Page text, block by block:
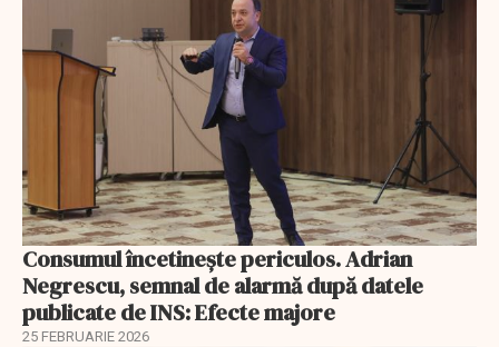
Consumul încetineşte periculos. Adrian
Negrescu, semnal de alarmă după datele
publicate de INS: Efecte majore
25 FEBRUARIE 2026